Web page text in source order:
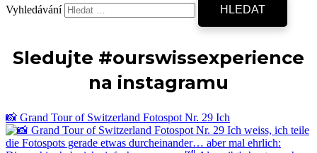
Vyhledávání
Sledujte #ourswissexperience
na instagramu
📸 Grand Tour of Switzerland Fotospot Nr. 29 Ich